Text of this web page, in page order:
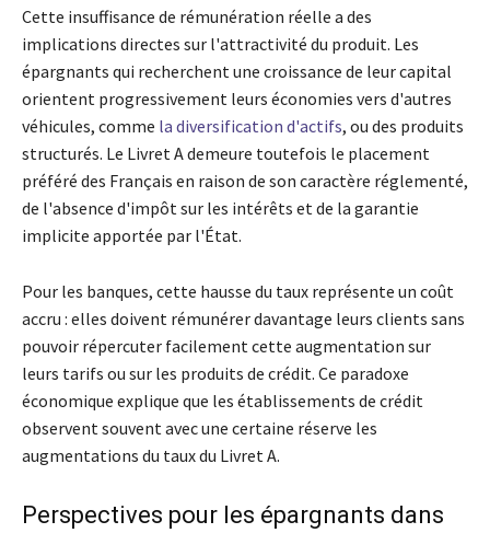
Cette insuffisance de rémunération réelle a des
implications directes sur l'attractivité du produit. Les
épargnants qui recherchent une croissance de leur capital
orientent progressivement leurs économies vers d'autres
véhicules, comme la diversification d'actifs, ou des produits
structurés. Le Livret A demeure toutefois le placement
préféré des Français en raison de son caractère réglementé,
de l'absence d'impôt sur les intérêts et de la garantie
implicite apportée par l'État.
Pour les banques, cette hausse du taux représente un coût
accru : elles doivent rémunérer davantage leurs clients sans
pouvoir répercuter facilement cette augmentation sur
leurs tarifs ou sur les produits de crédit. Ce paradoxe
économique explique que les établissements de crédit
observent souvent avec une certaine réserve les
augmentations du taux du Livret A.
Perspectives pour les épargnants dans